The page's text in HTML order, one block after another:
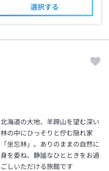
選択する
北海道の大地、羊蹄山を望む深い
林の中にひっそりと佇む隠れ家
「坐忘林」。ありのままの自然に
身を委ね、静謐なひとときをお過
ごしいただける旅館です